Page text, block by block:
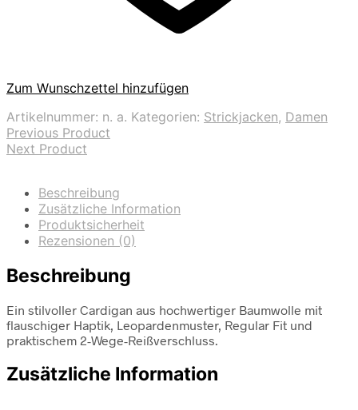
Zum Wunschzettel hinzufügen
Artikelnummer: n. a. Kategorien: Strickjacken, Damen
Previous Product
Next Product
Beschreibung
Zusätzliche Information
Produktsicherheit
Rezensionen (0)
Beschreibung
Ein stilvoller Cardigan aus hochwertiger Baumwolle mit
flauschiger Haptik, Leopardenmuster, Regular Fit und
praktischem 2-Wege-Reißverschluss.
Zusätzliche Information